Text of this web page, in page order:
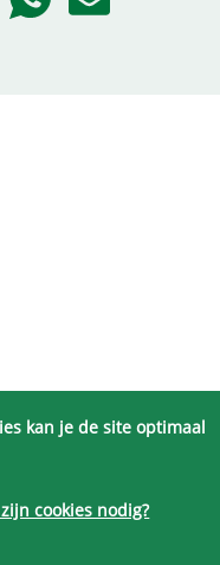
kan je de site optimaal
cookies nodig?